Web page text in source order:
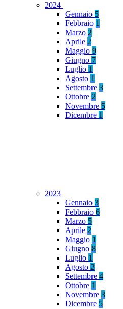
2024
Gennaio 5
Febbraio 1
Marzo 2
Aprile 2
Maggio 9
Giugno 7
Luglio 1
Agosto 1
Settembre 3
Ottobre 2
Novembre 5
Dicembre 1
2023
Gennaio 3
Febbraio 6
Marzo 5
Aprile 2
Maggio 1
Giugno 8
Luglio 1
Agosto 2
Settembre 4
Ottobre 1
Novembre 3
Dicembre 5